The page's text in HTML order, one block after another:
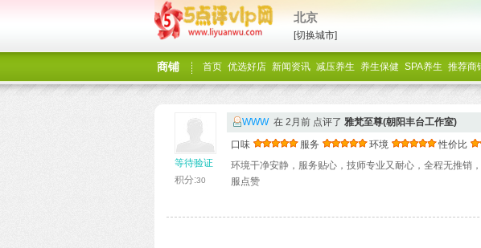
北京
[切换城市]
商铺 首页 优选好店 新闻资讯 减压养生 养生保健 SPA养生 推荐商
等待验证
积分:30
WWW在 2月前 点评了 雅梵至尊(朝阳丰台工作室)
口味
服务 环境
性价比
环境干净安静，服务贴心，技师专业又耐心，全程无推销
服点赞